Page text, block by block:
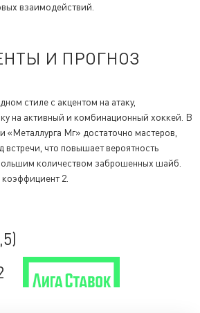
взаимодействий.
И ПРОГНОЗ
стиле с акцентом на атаку,
на активный и комбинационный хоккей. В
«Металлурга Мг» достаточно мастеров,
встречи, что повышает вероятность
количеством заброшенных шайб.
2.